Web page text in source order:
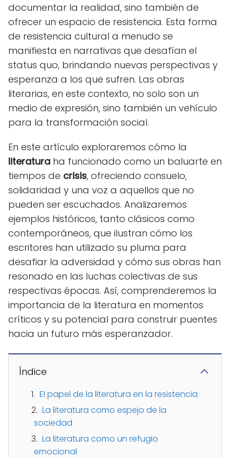
documentar la realidad, sino también de
ofrecer un espacio de resistencia. Esta forma
de resistencia cultural a menudo se
manifiesta en narrativas que desafían el
status quo, brindando nuevas perspectivas y
esperanza a los que sufren. Las obras
literarias, en este contexto, no solo son un
medio de expresión, sino también un vehículo
para la transformación social.
En este artículo exploraremos cómo la
literatura ha funcionado como un baluarte en
tiempos de crisis, ofreciendo consuelo,
solidaridad y una voz a aquellos que no
pueden ser escuchados. Analizaremos
ejemplos históricos, tanto clásicos como
contemporáneos, que ilustran cómo los
escritores han utilizado su pluma para
desafiar la adversidad y cómo sus obras han
resonado en las luchas colectivas de sus
respectivas épocas. Así, comprenderemos la
importancia de la literatura en momentos
críticos y su potencial para construir puentes
hacia un futuro más esperanzador.
Índice
El papel de la literatura en la resistencia
La literatura como espejo de la
sociedad
La literatura como un refugio
emocional